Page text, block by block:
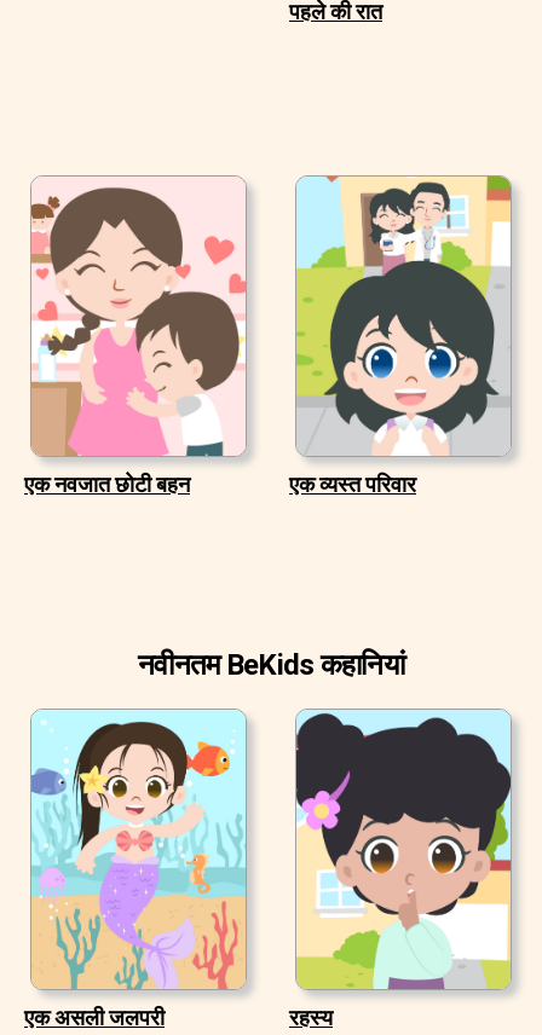
पहले की रात
एक नवजात छोटी बहन एक व्यस्त परिवार
नवीनतम BeKids कहानियां
एक असली जलपरी रहस्य